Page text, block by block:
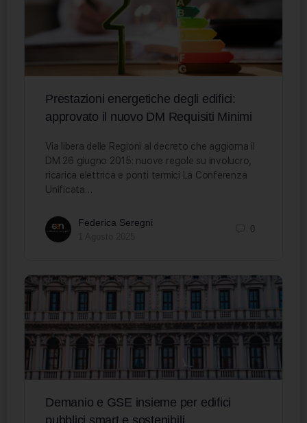
Prestazioni energetiche degli edifici:
approvato il nuovo DM Requisiti Minimi
Via libera delle Regioni al decreto che aggiorna il
DM 26 giugno 2015: nuove regole su involucro,
ricarica elettrica e ponti termici La Conferenza
Unificata…
Federica Seregni
0
Demanio e GSE insieme per edifici
pubblici smart e sostenibili